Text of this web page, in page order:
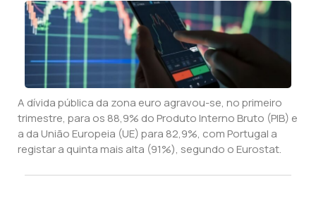
A dívida pública da zona euro agravou-se, no primeiro
trimestre, para os 88,9% do Produto Interno Bruto (PIB) e
a da União Europeia (UE) para 82,9%, com Portugal a
registar a quinta mais alta (91%), segundo o Eurostat.